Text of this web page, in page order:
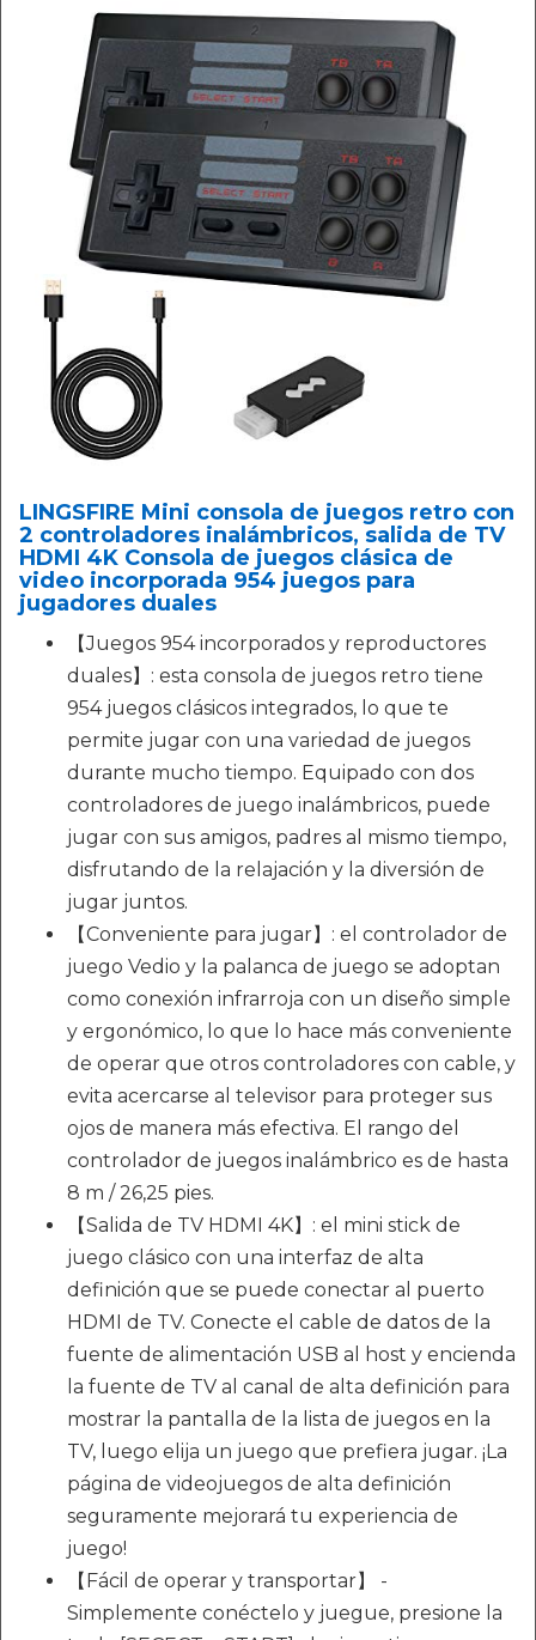
LINGSFIRE Mini consola de juegos retro con
2 controladores inalámbricos, salida de TV
HDMI 4K Consola de juegos clásica de
video incorporada 954 juegos para
jugadores duales
【Juegos 954 incorporados y reproductores
duales】: esta consola de juegos retro tiene
954 juegos clásicos integrados, lo que te
permite jugar con una variedad de juegos
durante mucho tiempo. Equipado con dos
controladores de juego inalámbricos, puede
jugar con sus amigos, padres al mismo tiempo,
disfrutando de la relajación y la diversión de
jugar juntos.
【Conveniente para jugar】: el controlador de
juego Vedio y la palanca de juego se adoptan
como conexión infrarroja con un diseño simple
y ergonómico, lo que lo hace más conveniente
de operar que otros controladores con cable, y
evita acercarse al televisor para proteger sus
ojos de manera más efectiva. El rango del
controlador de juegos inalámbrico es de hasta
8 m / 26,25 pies.
【Salida de TV HDMI 4K】: el mini stick de
juego clásico con una interfaz de alta
definición que se puede conectar al puerto
HDMI de TV. Conecte el cable de datos de la
fuente de alimentación USB al host y encienda
la fuente de TV al canal de alta definición para
mostrar la pantalla de la lista de juegos en la
TV, luego elija un juego que prefiera jugar. ¡La
página de videojuegos de alta definición
seguramente mejorará tu experiencia de
juego!
【Fácil de operar y transportar】 -
Simplemente conéctelo y juegue, presione la